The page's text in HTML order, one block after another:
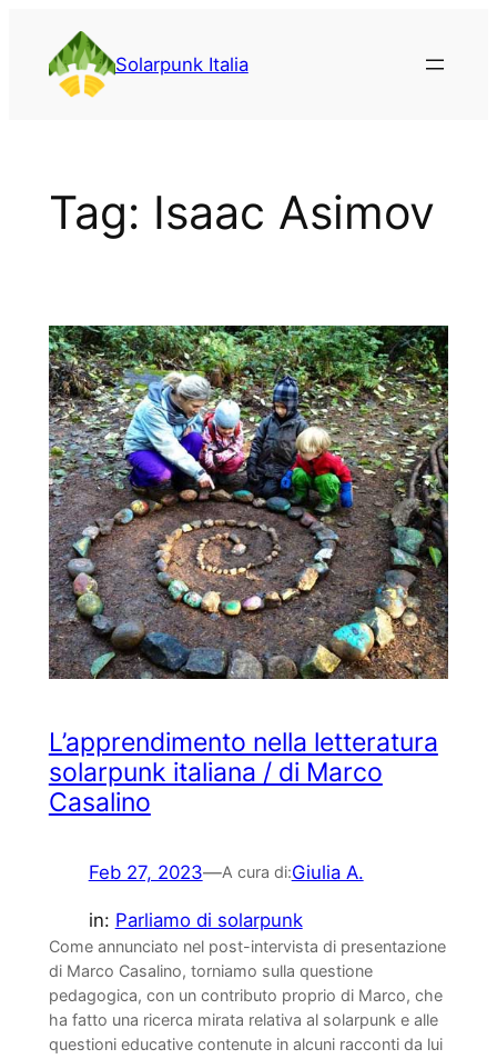
contenuto
Solarpunk Italia
Tag: Isaac Asimov
L’apprendimento nella letteratura
solarpunk italiana / di Marco
Casalino
Feb 27, 2023—A cura di:Giulia A.
in: Parliamo di solarpunk
Come annunciato nel post-intervista di presentazione
di Marco Casalino, torniamo sulla questione
pedagogica, con un contributo proprio di Marco, che
ha fatto una ricerca mirata relativa al solarpunk e alle
questioni educative contenute in alcuni racconti da lui